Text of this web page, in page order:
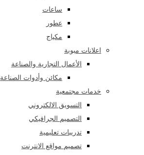
ساعات
عطور
مكياج
اعلانات مبوبة
الأعمال التجارية والصناعة
مكائن ​​وأدوات الصناعة
خدمات مجتمعية
التسويق الالكتروني
التصميم الجرافيكي
تدريبات تعليمية
تصميم مواقع الانترنت